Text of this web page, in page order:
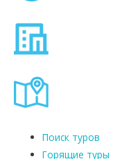
Поиск туров
Горящие туры